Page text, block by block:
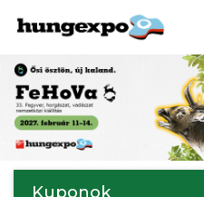
Kuponok